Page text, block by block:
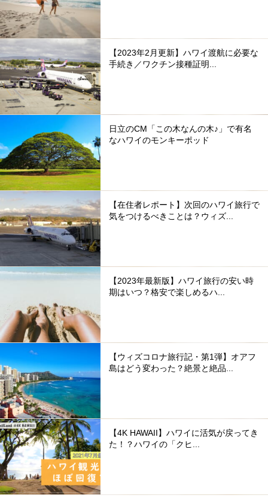
【2023年2月更新】ハワイ渡航に必要な
手続き／ワクチン接種証明...
日立のCM「この木なんの木♪」で有名
なハワイのモンキーポッド
【在住者レポート】次回のハワイ旅行で
気をつけるべきことは？ウィズ...
【2023年最新版】ハワイ旅行の安い時
期はいつ？格安で楽しめるハ...
【ウィズコロナ旅行記・第1弾】オアフ
島はどう変わった？絶景と絶品...
【4K HAWAII】ハワイに活気が戻ってき
た！？ハワイの「クヒ...